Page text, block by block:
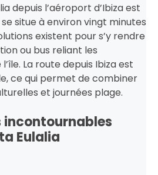
depuis l’aéroport d’Ibiza est
se situe à environ vingt minutes
existent pour s’y rendre
ou bus reliant les
La route depuis Ibiza est
ce qui permet de combiner
et journées plage.
incontournables
Eulalia